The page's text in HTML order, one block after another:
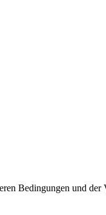
Bedingungen und